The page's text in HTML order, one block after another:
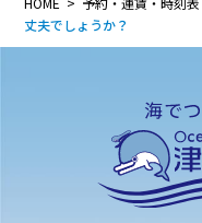
丈夫でしょうか？